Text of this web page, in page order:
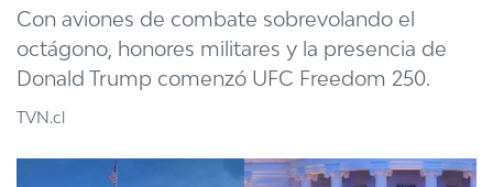
TVN VERTICAL
Con aviones de combate sobrevolando el
octágono, honores militares y la presencia de
Donald Trump comenzó UFC Freedom 250.
TVN.cl